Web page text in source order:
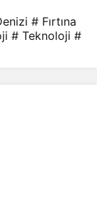
# Fırtına
# Teknoloji #